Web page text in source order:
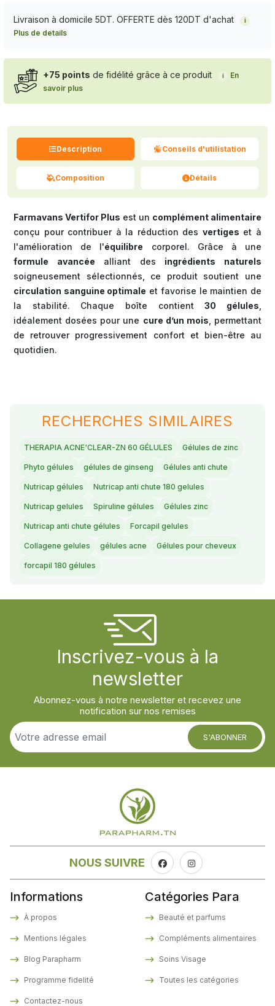
Livraison à domicile 5DT. OFFERTE dès 120DT d'achat i
Plus de details
+75 points de fidélité grâce à ce produit i
En
savoir plus
Description Conseils d'utilistation
Composition Détails
Farmavans Vertifor Plus est un complément alimentaire
conçu pour contribuer à la réduction des vertiges et à
l'amélioration de l'équilibre corporel. Grâce à une
formule avancée alliant des ingrédients naturels
soigneusement sélectionnés, ce produit soutient une
circulation sanguine optimale et favorise le maintien de
la stabilité. Chaque boîte contient30 gélules
idéalement dosées pour une cure d’un mois , permettant
de retrouver progressivement confort et bien-être au
quotidien.
RECHERCHES SIMILAIRES
THERAPIA ACNE'CLEAR-ZN 60 GÉLULES Gélules de zinc
Phyto gélules gélules de ginseng Gélules anti chute
Nutricap gélules Nutricap anti chute 180 gelules
Nutricap gelules Spiruline gélules Gélules zinc
Nutricap anti chute gélules Forcapil gelules
Collagene gelules gélules acne Gélules pour cheveux
forcapil 180 gélules
Inscrivez-vous à la
newsletter
Abonnez-vous à notre newsletter et recevez une
notification sur nos remises
S'ABONNER
NOUS SUIVRE
Informations
À propos
Mentions légales
Blog Parapharm
Programme fidelité
Contactez-nous
Catégories Para
Beauté et parfums
Compléments alimentaires
Soins Visage
Toutes les catégories